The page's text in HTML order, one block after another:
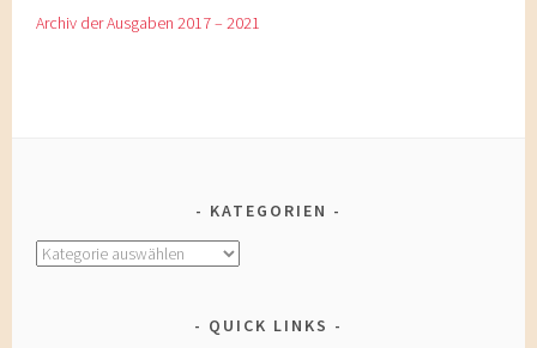
Archiv der Ausgaben 2017 – 2021
KATEGORIEN
Kategorien
QUICK LINKS